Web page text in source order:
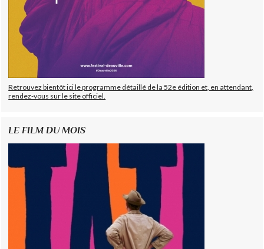
Retrouvez bientôt ici le programme détaillé de la 52e édition et, en attendant,
rendez-vous sur le site officiel.
LE FILM DU MOIS